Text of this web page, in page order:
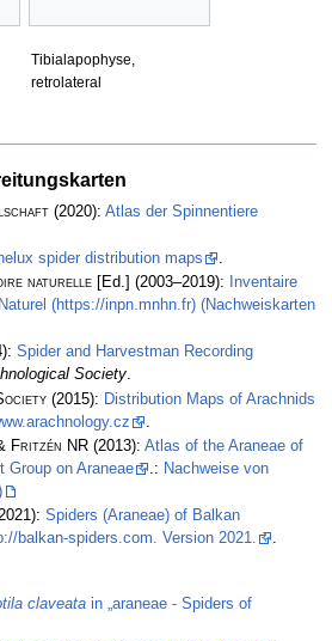
Tibialapophyse,
retrolateral
(2020): Atlas der Spinnentiere
spider distribution maps
.
naturelle [Ed.] (2003–2019):
Inventaire
(https://inpn.mnhn.fr) (Nachweiskarten
Spider and Harvestman Recording
Society.
(2015): Distribution Maps of Arachnids
Fritzén NR (2013): Atlas of the Araneae of
Group on Araneae
.: Nachweise von
Spiders (Araneae) of Balkan
balkan-spiders.com. Version 2021.
.
claveata in „araneae - Spiders of